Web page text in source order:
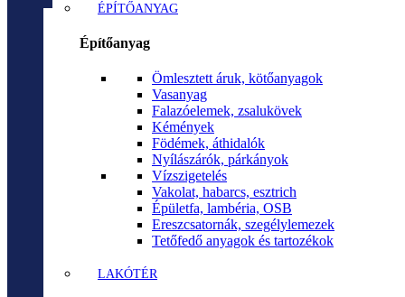
ÉPÍTŐANYAG
Építőanyag
Ömlesztett áruk, kötőanyagok
Vasanyag
Falazóelemek, zsalukövek
Kémények
Födémek, áthidalók
Nyílászárók, párkányok
Vízszigetelés
Vakolat, habarcs, esztrich
Épületfa, lambéria, OSB
Ereszcsatornák, szegélylemezek
Tetőfedő anyagok és tartozékok
LAKÓTÉR